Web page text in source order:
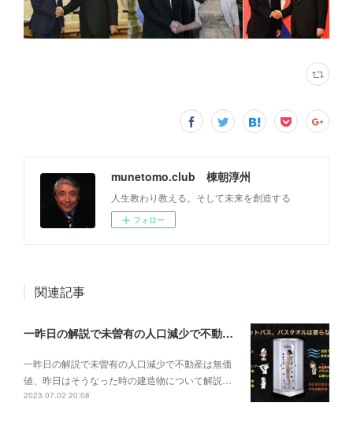
munetomo.club 棟朝淳州
人生教わり教える。そして未来を創造する
フォロー
関連記事
一昨日の解説で未曽有の人口減少で不動産は無価値、昨日はそうなった時の建造物について解説、今日からはその設備について解説をして行く。
一昨日の解説で未曽有の人口減少で不動産は無価
値、昨日はそうなった時の建造物について解説…
2023.07.02 20:08